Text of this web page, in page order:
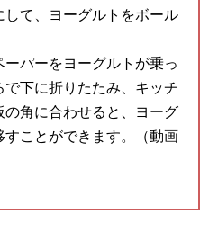
て、ヨーグルトをボール
パーをヨーグルトが乗っ
下に折りたたみ、キッチ
の角に合わせると、ヨーグ
すことができます。（動画